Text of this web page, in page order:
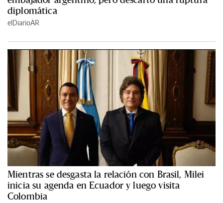
diplomática
elDiarioAR
Mientras se desgasta la relación con Brasil, Milei
inicia su agenda en Ecuador y luego visita
Colombia